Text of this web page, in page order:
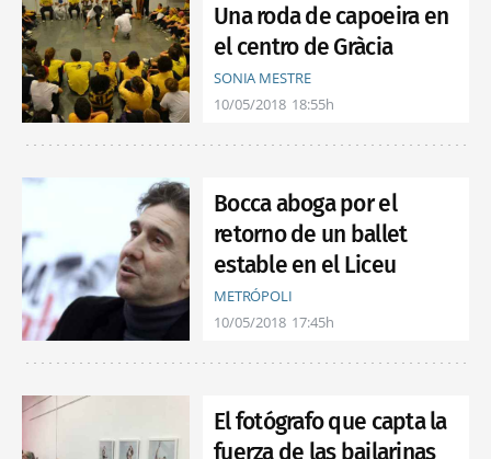
Una roda de capoeira en
el centro de Gràcia
SONIA MESTRE
10/05/2018 18:55h
Bocca aboga por el
retorno de un ballet
estable en el Liceu
METRÓPOLI
10/05/2018 17:45h
El fotógrafo que capta la
fuerza de las bailarinas